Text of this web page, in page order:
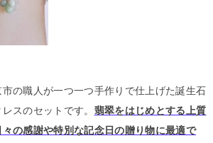
の職人が一つ一つ手作りで仕上げた誕生石
スのセットです。 翡翠をはじめとする上質
の感謝や特別な記念日の贈り物に最適で